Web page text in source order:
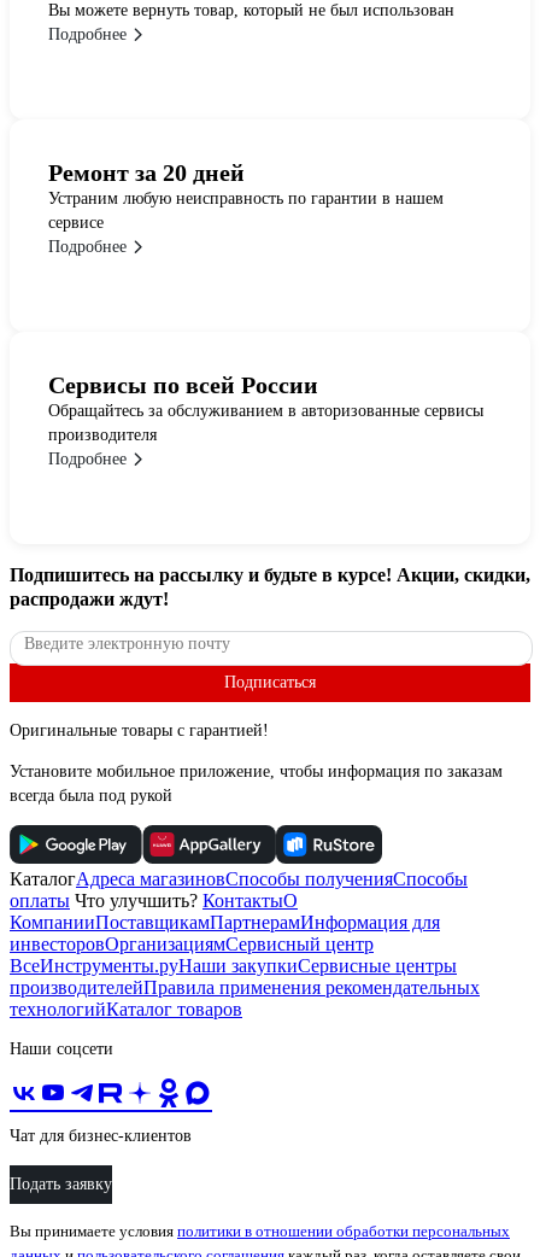
Вы можете вернуть товар, который не был использован
Подробнее
Ремонт за 20 дней
Устраним любую неисправность по гарантии в нашем
сервисе
Подробнее
Сервисы по всей России
Обращайтесь за обслуживанием в авторизованные сервисы
производителя
Подробнее
Подпишитесь на рассылку и будьте в курсе! Акции, скидки,
распродажи ждут!
Подписаться
Оригинальные товары с гарантией!
Установите мобильное приложение, чтобы информация по заказам
всегда была под рукой
КаталогАдреса магазиновСпособы полученияСпособы
оплаты Что улучшить? КонтактыО
КомпанииПоставщикамПартнерамИнформация для
инвесторовОрганизациямСервисный центр
ВсеИнструменты.руНаши закупкиСервисные центры
производителейПравила применения рекомендательных
технологийКаталог товаров
Наши соцсети
Чат для бизнес-клиентов
Подать заявку
Вы принимаете условия политики в отношении обработки персональных